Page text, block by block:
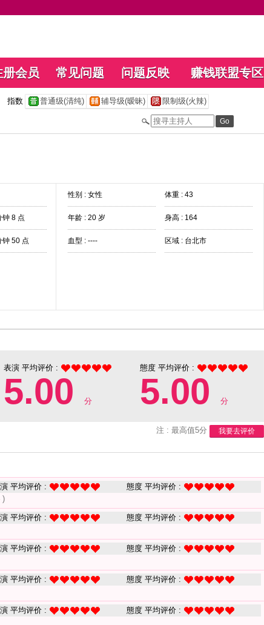
册会员 常见问题 问题反映 赚钱联盟专区
指数 普通级(清纯) 辅导级(暧昧) 限制级(火辣)
钟 8 点
钟 50 点
性别 : 女性 体重 : 43
年龄 : 20 岁 身高 : 164
血型 : ---- 区域 : 台北市
表演 平均评价 :
5.00 分
態度 平均评价 :
5.00 分
注 : 最高值5分 我要去评价
平均评价 :
態度 平均评价 :
)
平均评价 :
態度 平均评价 :
平均评价 :
態度 平均评价 :
平均评价 :
態度 平均评价 :
平均评价 :
態度 平均评价 :